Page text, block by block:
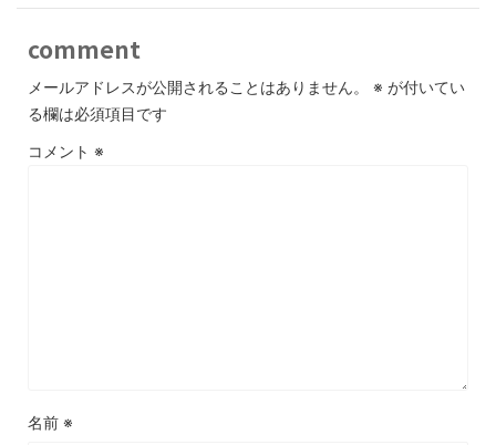
comment
メールアドレスが公開されることはありません。 ※ が付いてい
る欄は必須項目です
コメント ※
名前 ※